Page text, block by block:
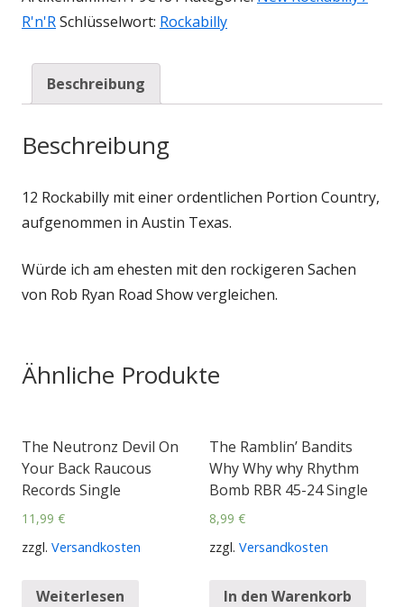
R'n'RSchlüsselwort: Rockabilly
Beschreibung
Beschreibung
12 Rockabilly mit einer ordentlichen Portion Country,
aufgenommen in Austin Texas.
Würde ich am ehesten mit den rockigeren Sachen
von Rob Ryan Road Show vergleichen.
Ähnliche Produkte
The Neutronz Devil On
Your Back Raucous
Records Single
11,99 €
zzgl. Versandkosten
Weiterlesen
The Ramblin’ Bandits
Why Why why Rhythm
Bomb RBR 45-24 Single
8,99 €
zzgl. Versandkosten
In den Warenkorb